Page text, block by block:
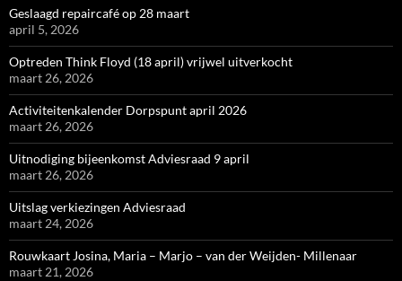
Geslaagd repaircafé op 28 maart
april 5, 2026
Optreden Think Floyd (18 april) vrijwel uitverkocht
maart 26, 2026
Activiteitenkalender Dorpspunt april 2026
maart 26, 2026
Uitnodiging bijeenkomst Adviesraad 9 april
maart 26, 2026
Uitslag verkiezingen Adviesraad
maart 24, 2026
Rouwkaart Josina, Maria – Marjo – van der Weijden- Millenaar
maart 21, 2026